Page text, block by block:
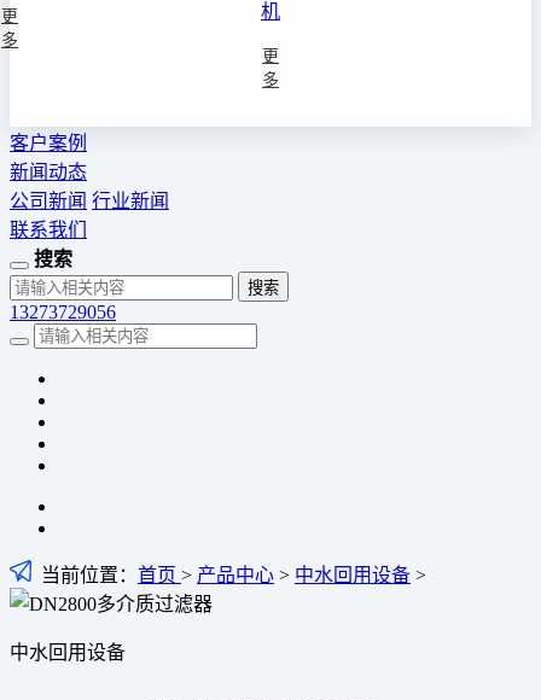
更
多
机
更
多
客户案例
新闻动态
公司新闻 行业新闻
联系我们
搜索
13273729056
当前位置： 首页 > 产品中心 > 中水回用设备 >
中水回用设备